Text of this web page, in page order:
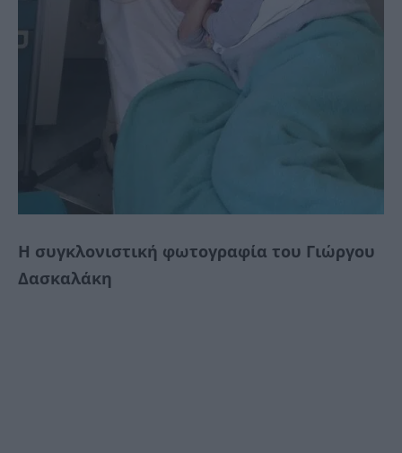
Η συγκλονιστική φωτογραφία του Γιώργου
Δασκαλάκη